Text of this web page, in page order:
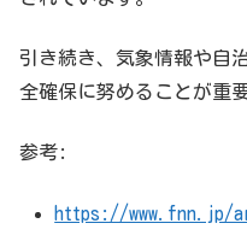
引き続き、気象情報や自
全確保に努めることが重要
参考:
https://www.fnn.jp/